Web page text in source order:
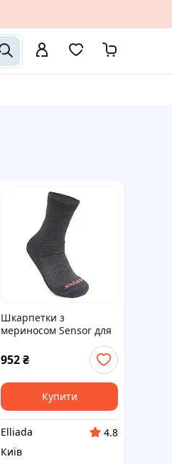
Шкарпетки з
мериносом Sensor для
активних зимових днів,
881990EM9
952₴
Купити
Elliada
4.8
Київ